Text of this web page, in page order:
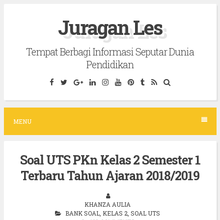
c
Juragan Les
Tempat Berbagi Informasi Seputar Dunia
Pendidikan
MENU
Soal UTS PKn Kelas 2 Semester 1
Terbaru Tahun Ajaran 2018/2019
KHANZA AULIA
BANK SOAL KELAS 2 SOAL UTS